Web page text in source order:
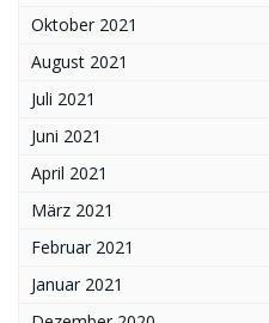
Oktober 2021
August 2021
Juli 2021
Juni 2021
April 2021
März 2021
Februar 2021
Januar 2021